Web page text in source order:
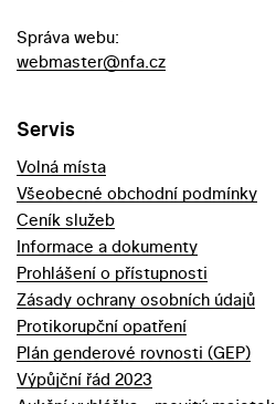
Správa webu:
webmaster@nfa.cz
Servis
Volná místa
Všeobecné obchodní podmínky
Ceník služeb
Informace a dokumenty
Prohlášení o přístupnosti
Zásady ochrany osobních údajů
Protikorupční opatření
Plán genderové rovnosti (GEP)
Výpůjční řád 2023